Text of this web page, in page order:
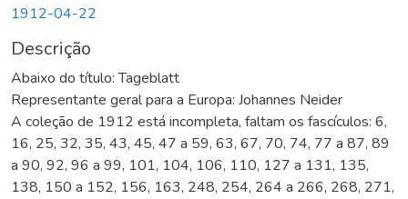
1912-04-22
Descrição
Abaixo do título: Tageblatt
Representante geral para a Europa: Johannes Neider
A coleção de 1912 está incompleta, faltam os fascículos: 6,
16, 25, 32, 35, 43, 45, 47 a 59, 63, 67, 70, 74, 77 a 87, 89
a 90, 92, 96 a 99, 101, 104, 106, 110, 127 a 131, 135,
138, 150 a 152, 156, 163, 248, 254, 264 a 266, 268, 271,